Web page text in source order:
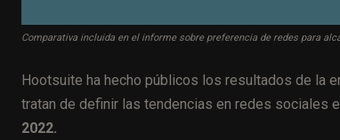
Comparativa incluida en el informe sobre preferencia de redes para
Hootsuite ha hecho públicos los resultados de la
tratan de definir las tendencias en redes sociales
2022.